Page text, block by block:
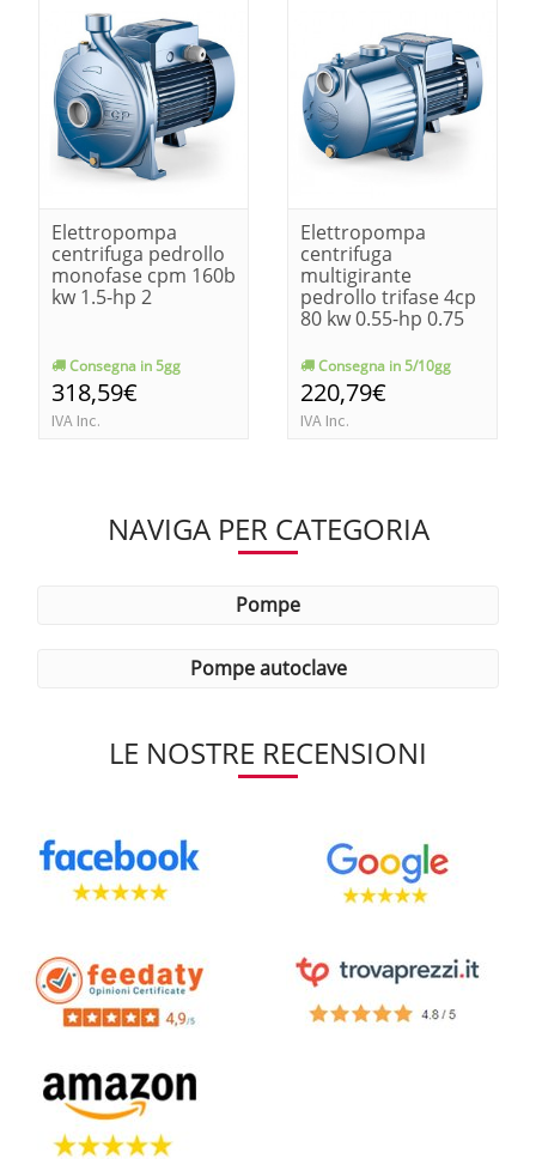
Elettropompa
centrifuga pedrollo
monofase cpm 160b
kw 1.5-hp 2
Consegna in 5gg
318,59€
IVA Inc.
Elettropompa
centrifuga
multigirante
pedrollo trifase 4cp
80 kw 0.55-hp 0.75
Consegna in 5/10gg
220,79€
IVA Inc.
NAVIGA PER CATEGORIA
pompe
pompe autoclave
LE NOSTRE RECENSIONI